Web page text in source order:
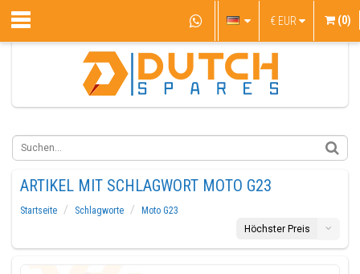
€ EUR (0)
ARTIKEL MIT SCHLAGWORT MOTO G23
Startseite Schlagworte
Moto G23
Höchster Preis